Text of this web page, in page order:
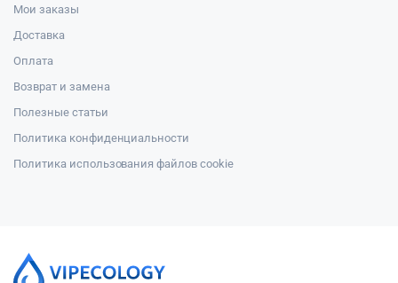
Мои заказы
Доставка
Оплата
Возврат и замена
Полезные статьи
Политика конфиденциальности
Политика использования файлов cookie